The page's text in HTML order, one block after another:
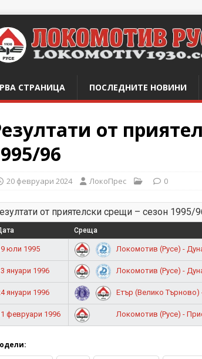
СТРАНИЦА ПОСЛЕДНИТЕ НОВИНИ
от
96
20 февруари 2024 ЛокоПрес 0
от приятелски срещи – сезон 1995/
Среща
юли 1995 Локомотив (Русе) -
януари 1996 Локомотив (Русе) -
януари 1996 Етър (Велико
февруари 1996 Локомотив (Русе) -